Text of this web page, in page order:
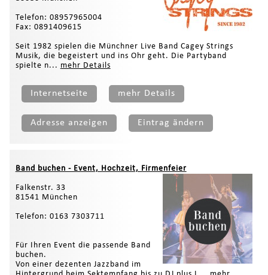
Telefon: 08957965004
Fax: 0891409615
Seit 1982 spielen die Münchner Live Band Cagey Strings
Musik, die begeistert und ins Ohr geht. Die Partyband
spielte n... mehr Details
Internetseite mehr Details
Adresse anzeigen Eintrag ändern
Band buchen - Event, Hochzeit, Firmenfeier
Falkenstr. 33
81541 München
Telefon: 0163 7303711
Für Ihren Event die passende Band
buchen.
Von einer dezenten Jazzband im